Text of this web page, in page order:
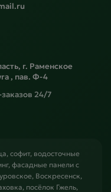
г. Раменское
, пав. Ф-4
24/7
софит, водосточные
фасадные панели с
Воскресенск,
посёлок Гжель,